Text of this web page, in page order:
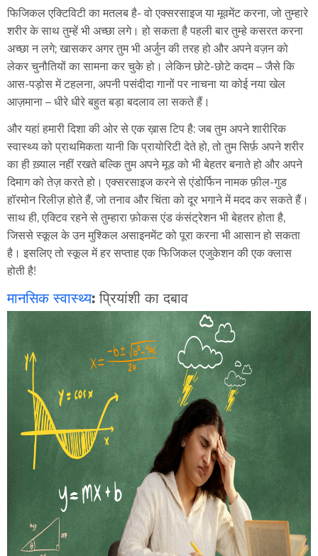
फिजिकल एक्टिविटी का मतलब है- वो एक्सरसाइज या मूवमेंट करना, जो तुम्हारे
शरीर के साथ तुम्हें भी अच्छा लगे। हो सकता है पहली बार तुम्हे कसरत करना
अच्छा न लगे; खासकर अगर तुम भी अर्जुन की तरह हो और अपने वज़न को
लेकर चुनौतियों का सामना कर चुके हो। लेकिन छोटे-छोटे कदम – जैसे कि
आस-पड़ोस में टहलना, अपनी पसंदीदा गानों पर नाचना या कोई नया खेल
आज़माना – धीरे धीरे बहुत बड़ा बदलाव ला सकते हैं।
और यहां हमारी दिशा की ओर से एक ख़ास टिप है: जब तुम अपने शारीरिक
स्वास्थ्य को प्राथमिकता यानी कि प्रायोरिटी देते हो, तो तुम सिर्फ़ अपने शरीर
का ही ख़्याल नहीं रखते बल्कि तुम अपने मूड को भी बेहतर बनाते हो और अपने
दिमाग को तेज़ करते हो। एक्सरसाइज करने से एंडोर्फिन नामक फ़ील-गुड
हॉरमोन रिलीज़ होते हैं, जो तनाव और चिंता को दूर भगाने में मदद कर सकते हैं।
साथ ही, एक्टिव रहने से तुम्हारा फ़ोकस एंड कंसंट्रेशन भी बेहतर होता है,
जिससे स्कूल के उन मुश्किल असाइनमेंट को पूरा करना भी आसान हो सकता
है। इसलिए तो स्कूल में हर सप्ताह एक फिजिकल एजुकेशन की एक क्लास
होती है!
मानसिक स्वास्थ्य: प्रियांशी का दबाव